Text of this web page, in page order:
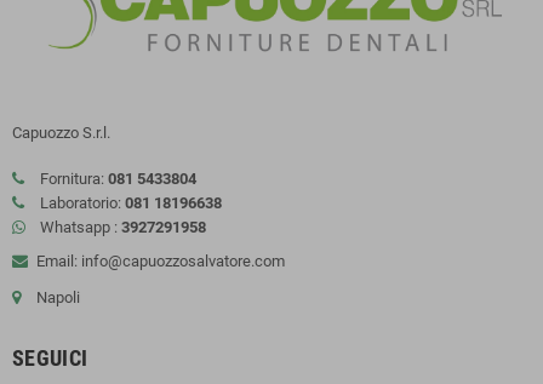
Capuozzo S.r.l.
Fornitura: 081 5433804
Laboratorio: 081 18196638
Whatsapp : 3927291958
Email: info@capuozzosalvatore.com
Napoli
SEGUICI